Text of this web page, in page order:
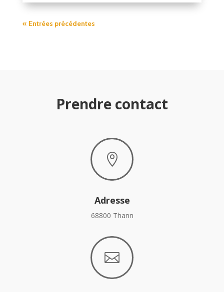
« Entrées précédentes
Prendre contact

Adresse
68800 Thann
